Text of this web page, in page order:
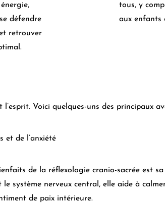
défendre
retrouver
tous, y
aux enfants
Voici quelques-uns des principaux
et de l’anxiété
de la réflexologie cranio-sacrée est
le système nerveux central, elle aide à
de paix intérieure.